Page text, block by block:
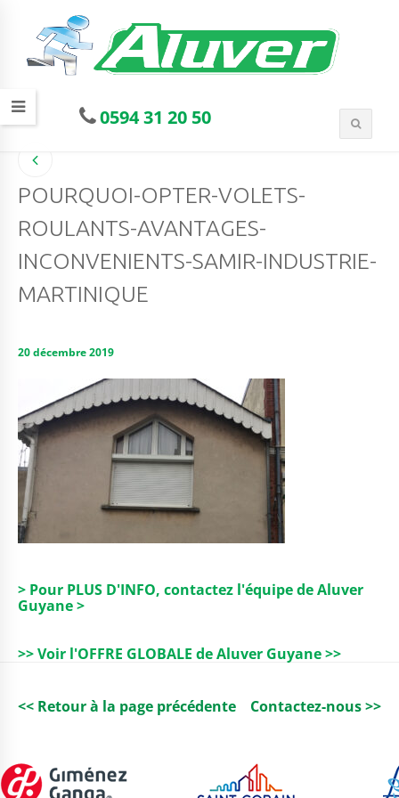
0594 31 20 50
POURQUOI-OPTER-VOLETS-
ROULANTS-AVANTAGES-
INCONVENIENTS-SAMIR-INDUSTRIE-
MARTINIQUE
20 décembre 2019
> Pour PLUS D'INFO, contactez l'équipe de Aluver
Guyane >
>> Voir l'OFFRE GLOBALE de Aluver Guyane >>
<< Retour à la page précédente Contactez-nous >>